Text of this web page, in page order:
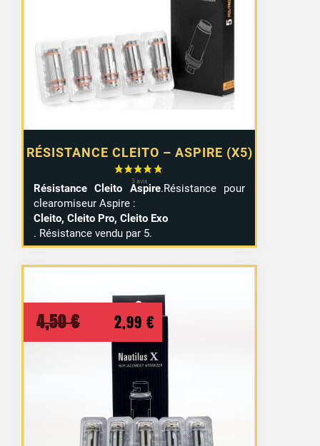
RÉSISTANCE CLEITO – ASPIRE (X5)
15,90 €
à
20,99 €
Résistance Cleito Aspire.Résistance pour
clearomiseur Aspire :
Cleito, Cleito Pro, Cleito Exo
. Résistance vendu par 5.
4,50€
Le
prix
initial
était :
4,50 €.
2,99 € Le
prix
actuel
est :
2,99 €.